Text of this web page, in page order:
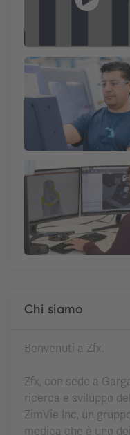
Chi siamo
Benvenuti a Zfx.
Zfx, con sede a
ricerca e sviluppo
ZimVie Inc, un
medica che è uno